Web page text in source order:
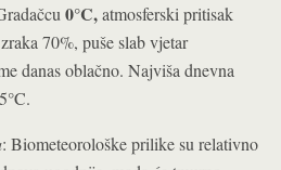
0°C,atmosferski pritisak
70%, puše slab vjetar
danas oblačno. Najviša dnevna
: Biometeorološke prilike su relativno